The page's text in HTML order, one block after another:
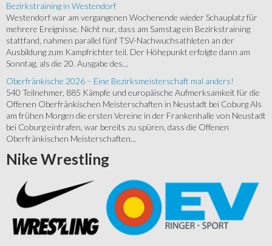
Bezirkstraining in Westendorf
Westendorf war am vergangenen Wochenende wieder Schauplatz für
mehrere Ereignisse. Nicht nur, dass am Samstag ein Bezirkstraining
stattfand, nahmen parallel fünf TSV-Nachwuchsathleten an der
Ausbildung zum Kampfrichter teil. Der Höhepunkt erfolgte dann am
Sonntag, als die 20. Ausgabe des...
Oberfränkische 2026 – Eine Bezirksmeisterschaft mal anders!
540 Teilnehmer, 885 Kämpfe und europäische Aufmerksamkeit für die
Offenen Oberfränkischen Meisterschaften in Neustadt bei Coburg Als
am frühen Morgen die ersten Vereine in der Frankenhalle von Neustadt
bei Coburg eintrafen, war bereits zu spüren, dass die Offenen
Oberfränkischen Meisterschaften...
Nike Wrestling